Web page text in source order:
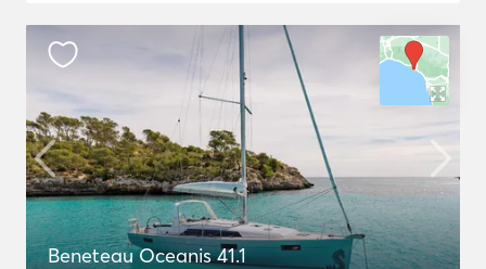
Beneteau Oceanis 41.1